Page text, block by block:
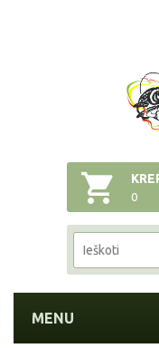
0
MENU